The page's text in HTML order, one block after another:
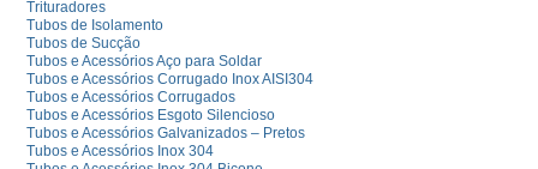
Trituradores
Tubos de Isolamento
Tubos de Sucção
Tubos e Acessórios Aço para Soldar
Tubos e Acessórios Corrugado Inox AISI304
Tubos e Acessórios Corrugados
Tubos e Acessórios Esgoto Silencioso
Tubos e Acessórios Galvanizados – Pretos
Tubos e Acessórios Inox 304